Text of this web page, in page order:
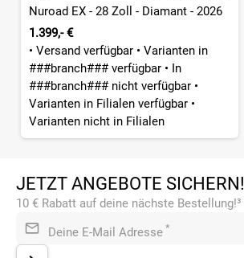
Nuroad EX - 28 Zoll - Diamant - 2026
1.399,- €
• Versand verfügbar • Varianten in
###branch### verfügbar • In
###branch### nicht verfügbar •
Varianten in Filialen verfügbar •
Varianten nicht in Filialen
JETZT ANGEBOTE SICHERN!
10 € Rabatt auf deine nächste Bestellung!³
Deine E-Mail Adresse *